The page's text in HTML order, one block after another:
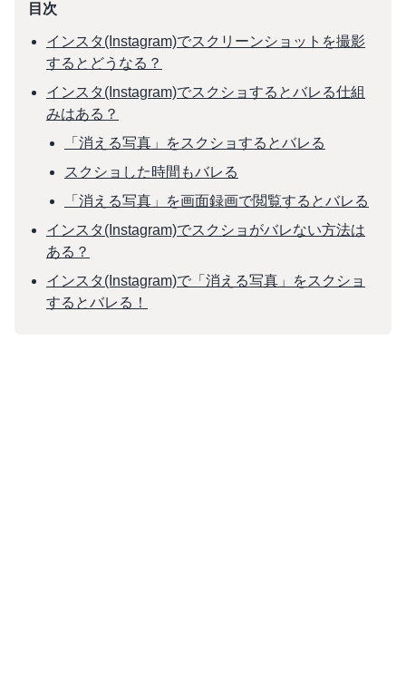
目次
インスタ(Instagram)でスクリーンショットを撮影
するとどうなる？
インスタ(Instagram)でスクショするとバレる仕組
みはある？
「消える写真」をスクショするとバレる
スクショした時間もバレる
「消える写真」を画面録画で閲覧するとバレる
インスタ(Instagram)でスクショがバレない方法は
ある？
インスタ(Instagram)で「消える写真」をスクショ
するとバレる！